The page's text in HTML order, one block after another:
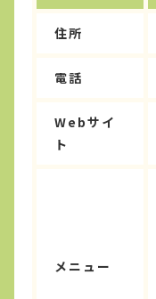
住所
電話
Webサイ
ト
メニュー